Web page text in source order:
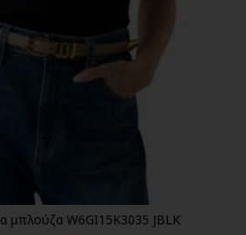
μπλούζα W6GI15K3035 JBLK